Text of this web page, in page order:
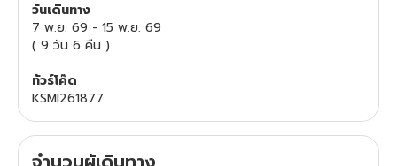
วันเดินทาง
7 พ.ย. 69 - 15 พ.ย. 69
( 9 วัน 6 คืน )
ทัวร์โค๊ด
KSMI261877
ทัวร์ลาว
ทัวร์อียิปต์